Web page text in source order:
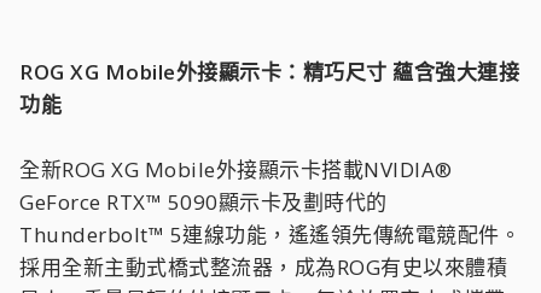
ROG XG Mobile外接顯示卡：精巧尺寸 蘊含強大連接
功能
全新ROG XG Mobile外接顯示卡搭載NVIDIA®
GeForce RTX™ 5090顯示卡及劃時代的
Thunderbolt™ 5連線功能，遙遙領先傳統電競配件。
採用全新主動式橋式整流器，成為ROG有史以來體積